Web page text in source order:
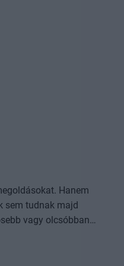
intelligencia? Mire
kérdésekre is
Hanem
sem tudnak majd
betegségekre ad